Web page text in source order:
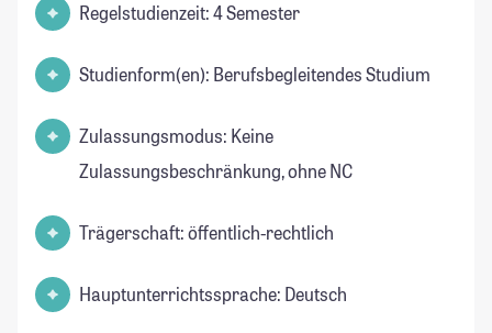
Regelstudienzeit: 4 Semester
Studienform(en): Berufsbegleitendes Studium
Zulassungsmodus: Keine
Zulassungsbeschränkung, ohne NC
Trägerschaft: öffentlich-rechtlich
Hauptunterrichtssprache: Deutsch